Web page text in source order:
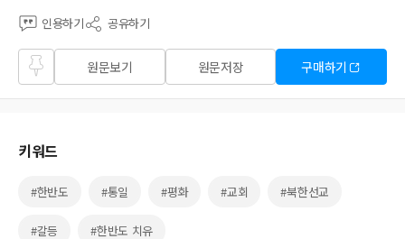
인용하기 공유하기
즐겨
찾기
원문보기 원문저장 구매하기
키워드
#한반도 #통일 #평화 #교회 #북한선교
#갈등 #한반도 치유